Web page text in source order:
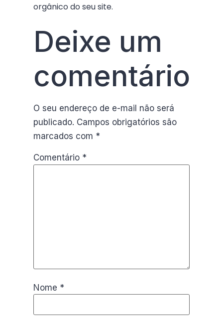
orgânico do seu site.
Deixe um
comentário
O seu endereço de e-mail não será
publicado. Campos obrigatórios são
marcados com *
Comentário *
Nome *